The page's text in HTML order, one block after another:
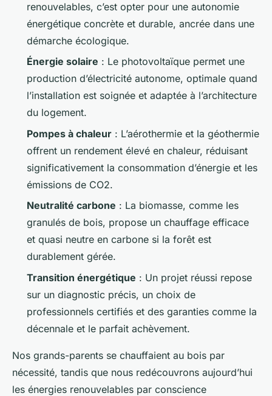
Joséphine•07/06/2026 17:15•11 min de lecture
renouvelables, c’est opter pour une autonomie
énergétique concrète et durable, ancrée dans une
démarche écologique.
Énergie solaire : Le photovoltaïque permet une
production d’électricité autonome, optimale quand
l’installation est soignée et adaptée à l’architecture
du logement.
Pompes à chaleur : L’aérothermie et la géothermie
offrent un rendement élevé en chaleur, réduisant
significativement la consommation d’énergie et les
émissions de CO2.
Neutralité carbone : La biomasse, comme les
granulés de bois, propose un chauffage efficace
et quasi neutre en carbone si la forêt est
durablement gérée.
Transition énergétique : Un projet réussi repose
sur un diagnostic précis, un choix de
professionnels certifiés et des garanties comme la
décennale et le parfait achèvement.
Nos grands-parents se chauffaient au bois par
nécessité, tandis que nous redécouvrons aujourd’hui
les énergies renouvelables par conscience